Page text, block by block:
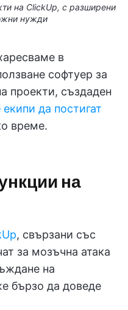
на ClickUp, с разширени
нужди
в
софтуер за
проекти, създаден
екипи да постигат
време.
на
, свързани със
за мозъчна атака
на
бързо да доведе